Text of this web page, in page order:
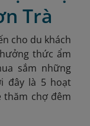
Trà
cho du khách
thức ẩm
sắm những
đây là 5 hoạt
thăm chợ đêm